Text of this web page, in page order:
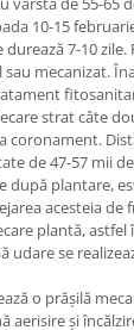
10-15
durează 7-10
mecanizat.
strat câte
coronament.
de 47-57 mii
după plantare,
acesteia de
plantă,
udare se
o prășilă
aerisire și